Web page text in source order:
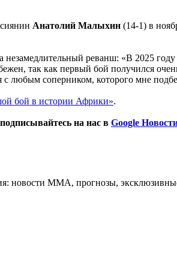
Анатолий Малыхин (14-1) в
реванш: «В 2025 году
так как первый бой получился
любым соперником, которого мне
бой в истории Африки».
на нас в Google
новости ММА, прогнозы,